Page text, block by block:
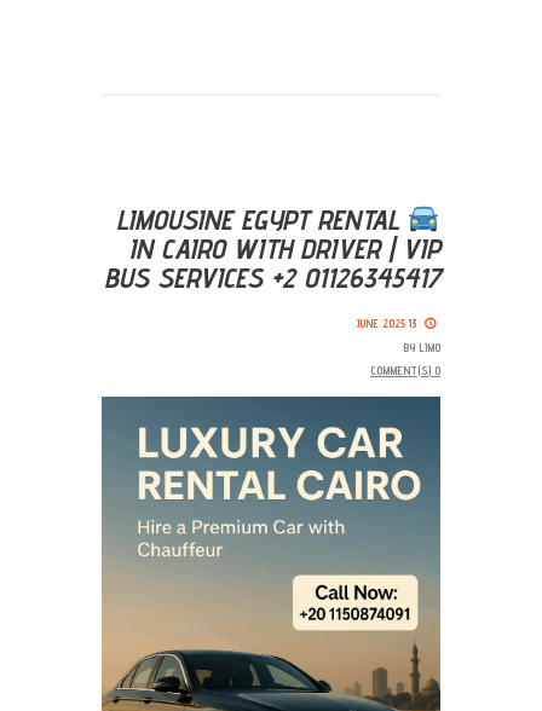
LIMOUSINE EGYPT RENTAL
IN CAIRO WITH DRIVER | VIP
BUS SERVICES +2 01126345417
13 JUNE 2025
BY LIMO
0